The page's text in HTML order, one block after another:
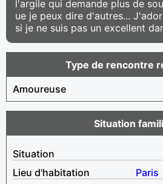
l'argile qui demande plus de
ue je peux dire d'autres...
si je ne suis pas un excellent
Type de rencontre
Amoureuse
Situation
Situation
Lieu d'habitation
Paris